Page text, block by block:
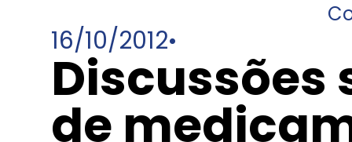
16/10/2012•
Discussões
de